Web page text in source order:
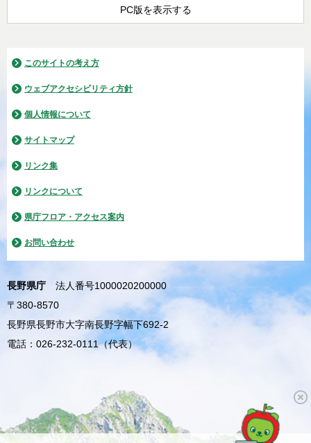
PC版を表示する
このサイトの考え方
ウェブアクセシビリティ方針
個人情報について
サイトマップ
リンク集
リンクについて
県庁フロア・アクセス案内
お問い合わせ
長野県庁
法人番号1000020200000
〒380-8570
長野県長野市大字南長野字幅下692-2
電話：026-232-0111（代表）